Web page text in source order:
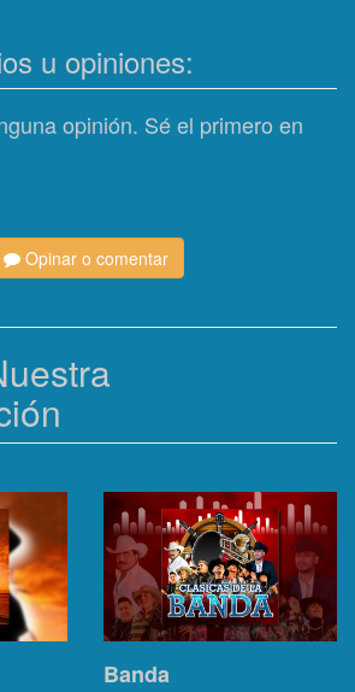
u opiniones:
opinión. Sé el primero en
Opinar o comentar
Banda